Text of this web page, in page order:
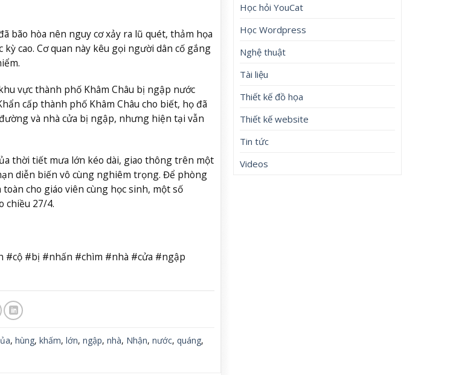
bão hòa nên nguy cơ xảy ra lũ quét, thảm họa
cao. Cơ quan này kêu gọi người dân cố gắng
vực thành phố Khâm Châu bị ngập nước
cấp thành phố Khâm Châu cho biết, họ đã
và nhà cửa bị ngập, nhưng hiện tại vẫn
thời tiết mưa lớn kéo dài, giao thông trên một
diễn biến vô cùng nghiêm trọng. Để phòng
cho giáo viên cùng học sinh, một số
chiều 27/4.
#cộ #bị #nhấn #chìm #nhà #cửa #ngập
, hùng, khấm, lớn, ngập, nhà, Nhận, nước, quáng,
Học hỏi YouCat
Học Wordpress
Nghệ thuật
Tài liệu
Thiết kế đồ họa
Thiết kế website
Tin tức
Videos